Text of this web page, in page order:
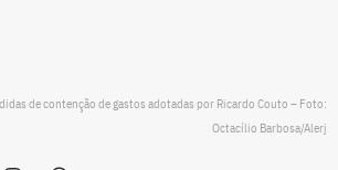
de contenção de gastos adotadas por Ricardo Couto – Foto:
Octacílio Barbosa/Alerj